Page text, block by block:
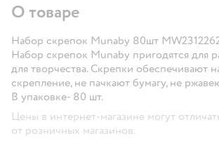
О товаре
Набор скрепок Munaby 80шт
Набор скрепок Munaby пригодятся для
для творчества. Скрепки обеспечивают
скрепление, не пачкают бумагу, не
В упаковке- 80 шт.
Цены в интернет-магазине могут
от розничных магазинов.